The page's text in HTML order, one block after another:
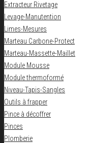
Extracteur Rivetage
Levage-Manutention
Limes-Mesures
Marteau Carbone-Protect
Marteau-Massette-Maillet
Module Mousse
Module thermoformé
Niveau-Tapis-Sangles
Outils à frapper
Pince à décoffrer
Pinces
Plomberie